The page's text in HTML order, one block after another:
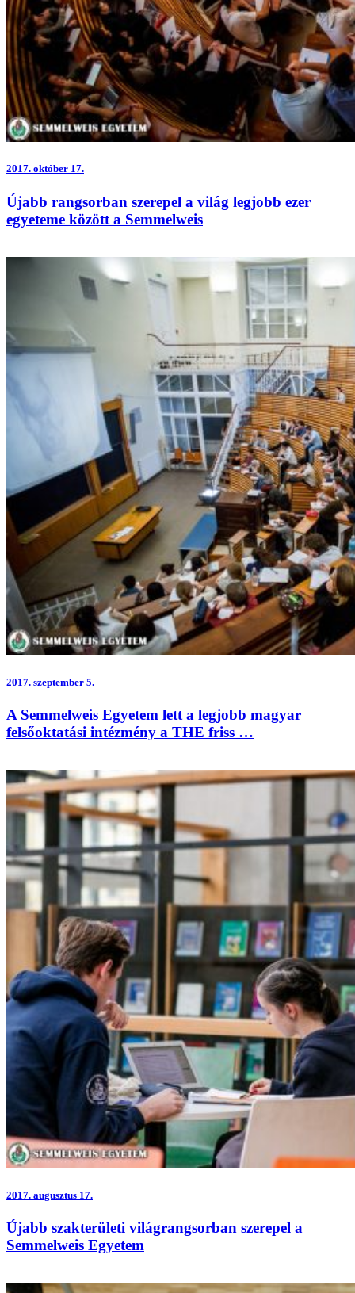
2017. október 17.
Újabb rangsorban szerepel a világ legjobb ezer
egyeteme között a Semmelweis
2017. szeptember 5.
A Semmelweis Egyetem lett a legjobb magyar
felsőoktatási intézmény a THE friss …
2017. augusztus 17.
Újabb szakterületi világrangsorban szerepel a
Semmelweis Egyetem